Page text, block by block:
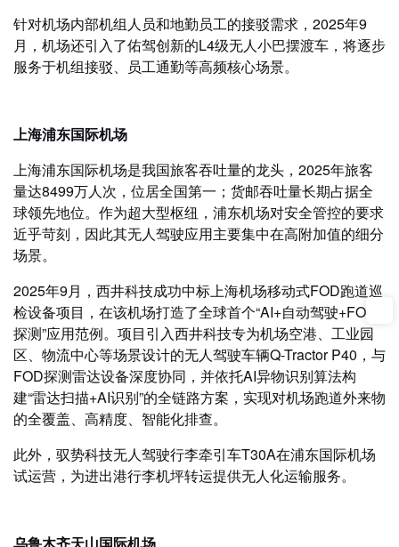
针对机场内部机组人员和地勤员工的接驳需求，2025年9
月，机场还引入了佑驾创新的L4级无人小巴摆渡车，将逐步
服务于机组接驳、员工通勤等高频核心场景。
上海浦东国际机场
上海浦东国际机场是我国旅客吞吐量的龙头，2025年旅客
量达8499万人次，位居全国第一；货邮吞吐量长期占据全
球领先地位。作为超大型枢纽，浦东机场对安全管控的要求
近乎苛刻，因此其无人驾驶应用主要集中在高附加值的细分
场景。
2025年9月，西井科技成功中标上海机场移动式FOD跑道巡
检设备项目，在该机场打造了全球首个“AI+自动驾驶+FOD
探测”应用范例。项目引入西井科技专为机场空港、工业园
区、物流中心等场景设计的无人驾驶车辆Q-Tractor P40，与
FOD探测雷达设备深度协同，并依托AI异物识别算法构
建“雷达扫描+AI识别”的全链路方案，实现对机场跑道外来物
的全覆盖、高精度、智能化排查。
此外，驭势科技无人驾驶行李牵引车T30A在浦东国际机场
试运营，为进出港行李机坪转运提供无人化运输服务。